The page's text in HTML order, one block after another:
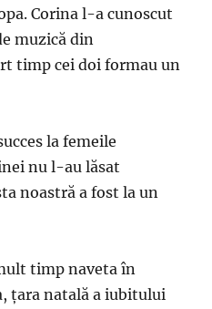
Corina l-a cunoscut
muzică din
timp cei doi formau un
la femeile
nu l-au lăsat
noastră a fost la un
timp naveta în
țara natală a iubitului